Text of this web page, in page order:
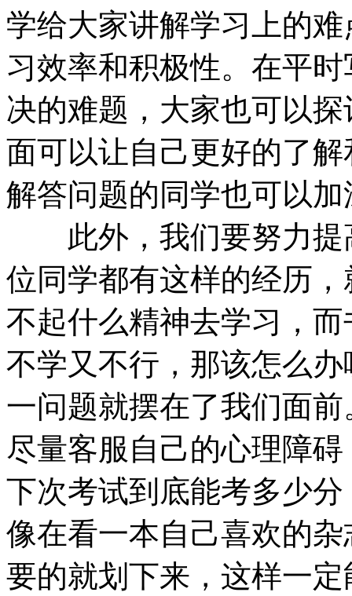
学给大家讲解学习上的
习效率和积极性。在平
决的难题，大家也可以
面可以让自己更好的了
解答问题的同学也可以
此外，我们要努力提
位同学都有这样的经历
不起什么精神去学习，
不学又不行，那该怎么
一问题就摆在了我们面
尽量客服自己的心理障
下次考试到底能考多少
像在看一本自己喜欢的
要的就划下来，这样一